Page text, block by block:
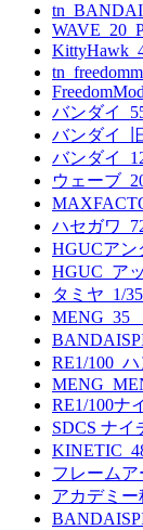
バンダイ
バンダイ_
バンダイ
ウェーブ
ハセガワ
HGUCアン
HGUC_ア
タミヤ_1/
RE1/100_
RE1/100ナ
SDCS ナイ
フレーム
アカデミー